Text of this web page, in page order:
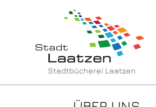
Stadtbücherei Laatzen